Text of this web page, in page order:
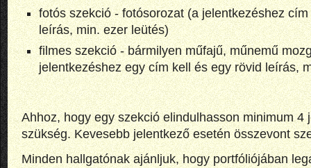
fotós szekció - fotósorozat (a jelentkezéshez
leírás, min. ezer leütés)
filmes szekció - bármilyen műfajű, műnemű
jelentkezéshez egy cím kell és egy rövid leírás,
Ahhoz, hogy egy szekció elindulhasson minimum 4
szükség. Kevesebb jelentkező esetén összevont
Minden hallgatónak ajánljuk, hogy portfóliójában